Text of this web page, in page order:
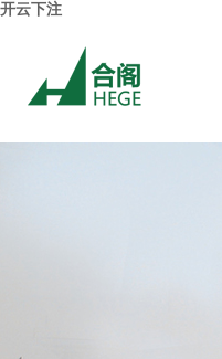
开云下注